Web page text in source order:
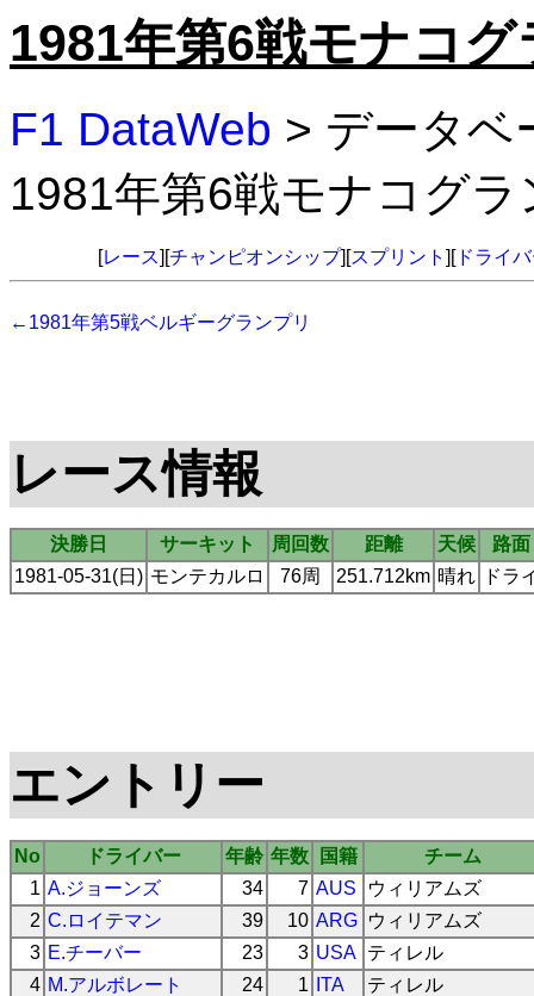
1981年第6戦モナコ
F1 DataWeb > データ
1981年第6戦モナコグ
[レース][チャンピオンシップ][スプリント ][ドライ
←1981年第5戦ベルギーグランプリ
レース情報
決勝日 サーキット 周回数 距離 天候
路面
1981-05-31(日) モンテカルロ 76周 251.712km 晴れ ドラ
エントリー
No ドライバー 年齢 年数 国籍
チーム
1 A.ジョーンズ 34 7 AUS
ウィリアムズ
2 C.ロイテマン 39 10 ARG ウィリアムズ
3 E.チーバー 23 3 USA ティレル
4 M.アルボレート 24 1 ITA
ティレル